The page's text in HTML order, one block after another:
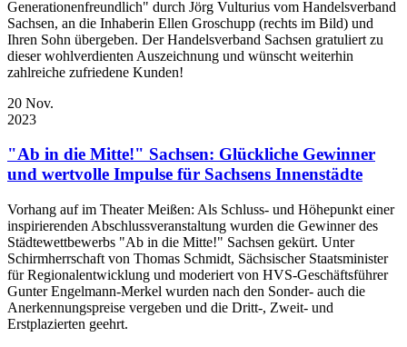
Generationenfreundlich" durch Jörg Vulturius vom Handelsverband
Sachsen, an die Inhaberin Ellen Groschupp (rechts im Bild) und
Ihren Sohn übergeben. Der Handelsverband Sachsen gratuliert zu
dieser wohlverdienten Auszeichnung und wünscht weiterhin
zahlreiche zufriedene Kunden!
20 Nov.
2023
"Ab in die Mitte!" Sachsen: Glückliche Gewinner
und wertvolle Impulse für Sachsens Innenstädte
Vorhang auf im Theater Meißen: Als Schluss- und Höhepunkt einer
inspirierenden Abschlussveranstaltung wurden die Gewinner des
Städtewettbewerbs "Ab in die Mitte!" Sachsen gekürt. Unter
Schirmherrschaft von Thomas Schmidt, Sächsischer Staatsminister
für Regionalentwicklung und moderiert von HVS-Geschäftsführer
Gunter Engelmann-Merkel wurden nach den Sonder- auch die
Anerkennungspreise vergeben und die Dritt-, Zweit- und
Erstplazierten geehrt.